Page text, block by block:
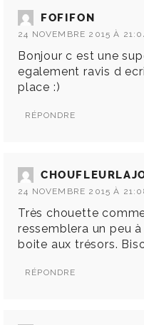
FOFIFON
24 NOVEMBRE 2015 À
Bonjour c est une
egalement ravis d
place :)
RÉPONDRE
24 NOVEMBRE 2015 À
Très chouette
ressemblera un peu
boite aux trésors.
RÉPONDRE